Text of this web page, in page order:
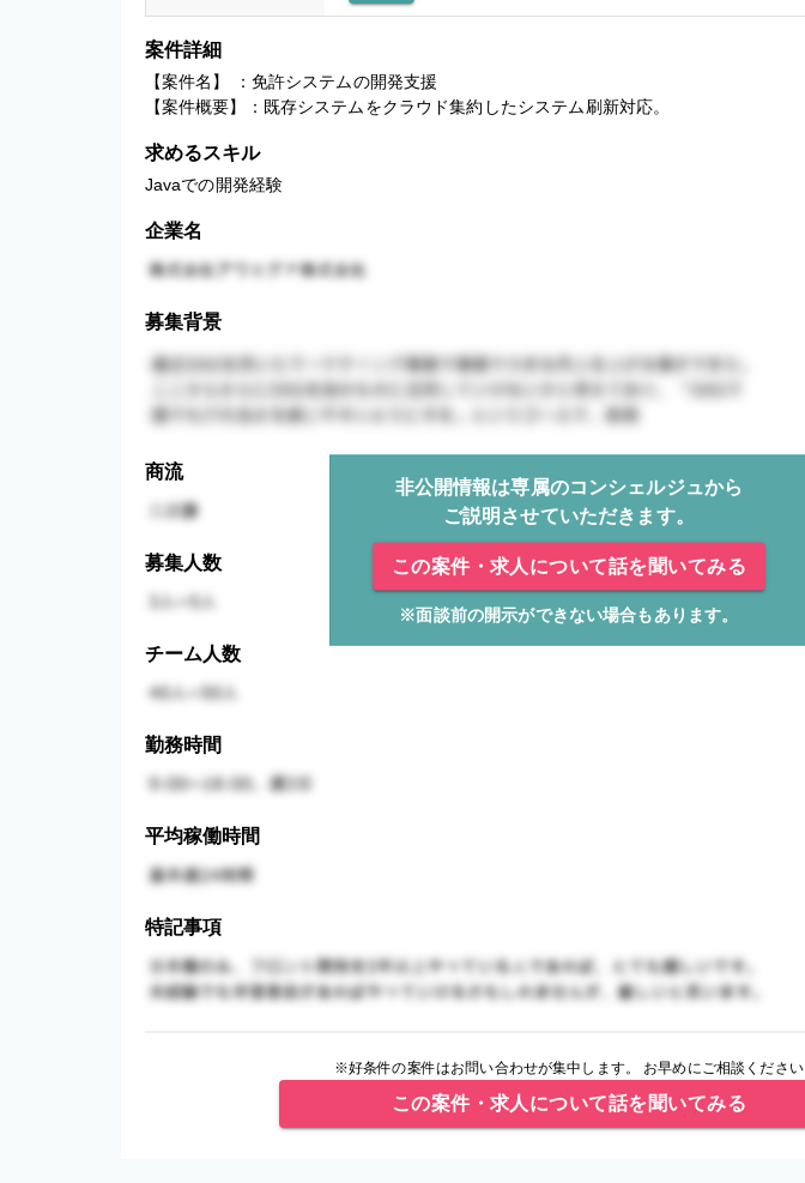
案件詳細
【案件名】 ：免許システムの開発支援
【案件概要】：既存システムをクラウド集約したシステム刷新対応。
求めるスキル
Javaでの開発経験
企業名
募集背景
商流
非公開情報は専属のコンシェルジュから
ご説明させていただきます。
この案件・求人について話を聞いてみる
※面談前の開示ができない場合もあります。
募集人数
チーム人数
勤務時間
平均稼働時間
特記事項
※好条件の案件はお問い合わせが集中します。 お早めにご相談ください
この案件・求人について話を聞いてみる